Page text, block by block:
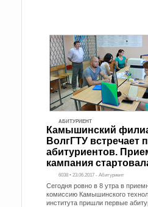
АБИТУРИЕНТ
Камышинский
ВолгГТУ встречает
абитуриентов.
кампания
6038 • 23.06.2017 - Абитуриент
Сегодня ровно в 8 утра в
комиссию Камышинского
института пришли первые